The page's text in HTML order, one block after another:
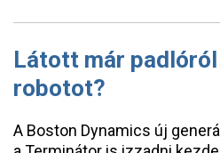
Látott már
robotot?
A Boston Dynamics új